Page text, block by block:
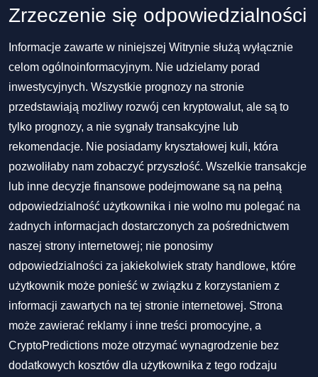
Zrzeczenie się odpowiedzialności
Informacje zawarte w niniejszej Witrynie służą wyłącznie
celom ogólnoinformacyjnym. Nie udzielamy porad
inwestycyjnych. Wszystkie prognozy na stronie
przedstawiają możliwy rozwój cen kryptowalut, ale są to
tylko prognozy, a nie sygnały transakcyjne lub
rekomendacje. Nie posiadamy kryształowej kuli, która
pozwoliłaby nam zobaczyć przyszłość. Wszelkie transakcje
lub inne decyzje finansowe podejmowane są na pełną
odpowiedzialność użytkownika i nie wolno mu polegać na
żadnych informacjach dostarczonych za pośrednictwem
naszej strony internetowej; nie ponosimy
odpowiedzialności za jakiekolwiek straty handlowe, które
użytkownik może ponieść w związku z korzystaniem z
informacji zawartych na tej stronie internetowej. Strona
może zawierać reklamy i inne treści promocyjne, a
CryptoPredictions może otrzymać wynagrodzenie bez
dodatkowych kosztów dla użytkownika z tego rodzaju